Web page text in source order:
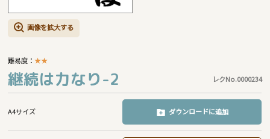
画像を拡大する
難易度：★★
継続は力なり-2 レクNo.0000234
A4サイズ ダウンロードに追加